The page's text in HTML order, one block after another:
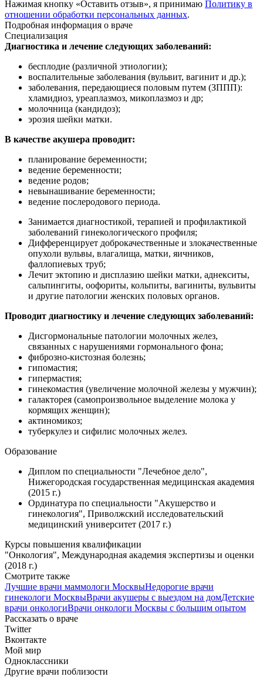
Нажимая кнопку «Оставить отзыв», я принимаю Политику в
отношении обработки персональных данных.
Подробная информация о враче
Специализация
Диагностика и лечение следующих заболеваний:
бесплодие (различной этиологии);
воспалительные заболевания (вульвит, вагинит и др.);
заболевания, передающиеся половым путем (ЗППП):
хламидиоз, уреаплазмоз, микоплазмоз и др;
молочница (кандидоз);
эрозия шейки матки.
В качестве акушера проводит:
планирование беременности;
ведение беременности;
ведение родов;
невынашивание беременности;
ведение послеродового периода.
Занимается диагностикой, терапией и профилактикой
заболеваний гинекологического профиля;
Дифференцирует доброкачественные и злокачественные
опухоли вульвы, влагалища, матки, яичников,
фаллопиевых труб;
Лечит эктопию и дисплазию шейки матки, аднекситы,
сальпингиты, оофориты, кольпиты, вагиниты, вульвиты
и другие патологии женских половых органов.
Проводит диагностику и лечение следующих заболеваний:
Дисгормональные патологии молочных желез,
связанных с нарушениями гормонального фона;
фиброзно-кистозная болезнь;
гипомастия;
гипермастия;
гинекомастия (увеличение молочной железы у мужчин);
галакторея (самопроизвольное выделение молока у
кормящих женщин);
актиномикоз;
туберкулез и сифилис молочных желез.
Образование
Диплом по специальности "Лечебное дело",
Нижегородская государственная медицинская академия
(2015 г.)
Ординатура по специальности "Акушерство и
гинекология", Приволжский исследовательский
медицинский университет (2017 г.)
Курсы повышения квалификации
"Онкология", Международная академия экспертизы и оценки
(2018 г.)
Смотрите также
Лучшие врачи маммологи МосквыНедорогие врачи
гинекологи МосквыВрачи акушеры с выездом на домДетские
врачи онкологиВрачи онкологи Москвы с большим опытом
Рассказать о враче
Twitter
Вконтакте
Мой мир
Одноклассники
Другие врачи поблизости